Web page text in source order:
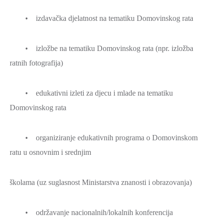
• izdavačka djelatnost na tematiku Domovinskog rata
• izložbe na tematiku Domovinskog rata (npr. izložba
ratnih fotografija)
• edukativni izleti za djecu i mlade na tematiku
Domovinskog rata
• organiziranje edukativnih programa o Domovinskom
ratu u osnovnim i srednjim
školama (uz suglasnost Ministarstva znanosti i obrazovanja)
• održavanje nacionalnih/lokalnih konferencija